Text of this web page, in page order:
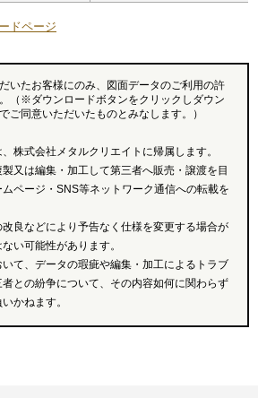
ドページ
いたお客様にのみ、図面データのご利用の許
（※ダウンロードボタンをクリックしダウン
ご同意いただいたものとみなします。）
株式会社メタルクリエイトに帰属します。
又は編集・加工して第三者へ販売・譲渡を目
ページ・SNS等ネットワーク通信への転載を
良などにより予告なく仕様を変更する場合が
い可能性があります。
て、データの瑕疵や編集・加工によるトラブ
との紛争について、その内容如何に関わらず
かねます。